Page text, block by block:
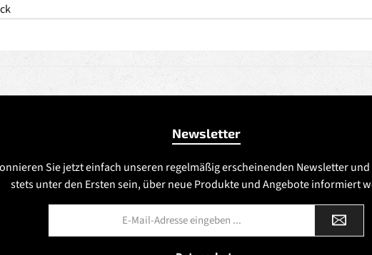
Newsletter
Sie jetzt einfach unseren regelmäßig erscheinenden Newsletter
stets unter den Ersten sein, über neue Produkte und Angebote informiert